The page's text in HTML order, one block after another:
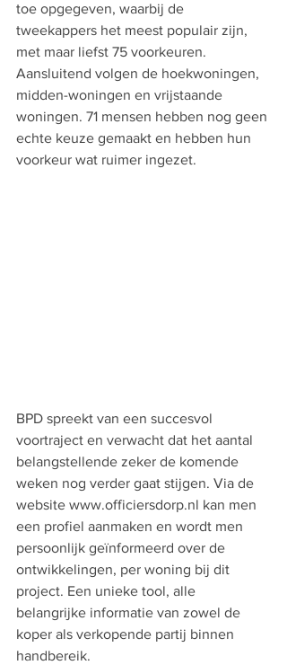
toe opgegeven, waarbij de
tweekappers het meest populair zijn,
met maar liefst 75 voorkeuren.
Aansluitend volgen de hoekwoningen,
midden-woningen en vrijstaande
woningen. 71 mensen hebben nog geen
echte keuze gemaakt en hebben hun
voorkeur wat ruimer ingezet.
BPD spreekt van een succesvol
voortraject en verwacht dat het aantal
belangstellende zeker de komende
weken nog verder gaat stijgen. Via de
website www.officiersdorp.nl kan men
een profiel aanmaken en wordt men
persoonlijk geïnformeerd over de
ontwikkelingen, per woning bij dit
project. Een unieke tool, alle
belangrijke informatie van zowel de
koper als verkopende partij binnen
handbereik.